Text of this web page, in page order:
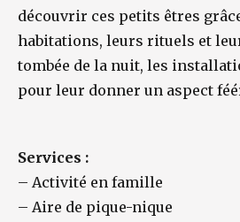
découvrir ces petits êtres
habitations, leurs rituels et
tombée de la nuit, les
pour leur donner un aspect
Services :
– Activité en famille
– Aire de pique-nique